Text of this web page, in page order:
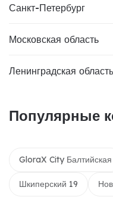
Санкт-Петербург
Московская область
Ленинградская область
Популярные
GloraX City Балтийская
Шкиперский 19